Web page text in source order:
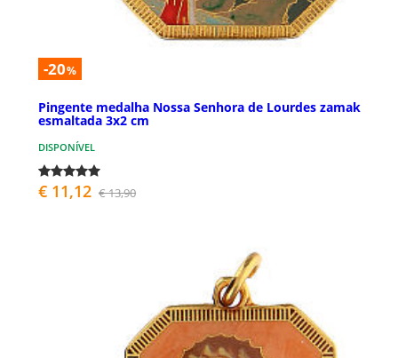
-20%
Pingente medalha Nossa Senhora de Lourdes zamak
esmaltada 3x2 cm
DISPONÍVEL
€ 11,12 € 13,90